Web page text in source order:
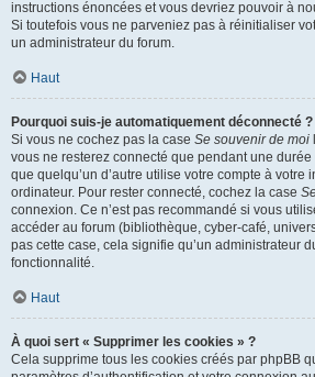
instructions énoncées et vous devriez pouvoir à
Si toutefois vous ne parveniez pas à réinitialiser
un administrateur du forum.
Haut
Pourquoi suis-je automatiquement déconnecté ?
Si vous ne cochez pas la case Se souvenir de moi
vous ne resterez connecté que pendant une
que quelqu’un d’autre utilise votre compte à votre
ordinateur. Pour rester connecté, cochez la case
connexion. Ce n’est pas recommandé si vous
accéder au forum (bibliothèque, cyber-café,
pas cette case, cela signifie qu’un administrateur
fonctionnalité.
Haut
À quoi sert « Supprimer les cookies » ?
Cela supprime tous les cookies créés par phpBB